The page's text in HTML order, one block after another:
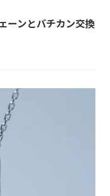
ーンとバチカン交換